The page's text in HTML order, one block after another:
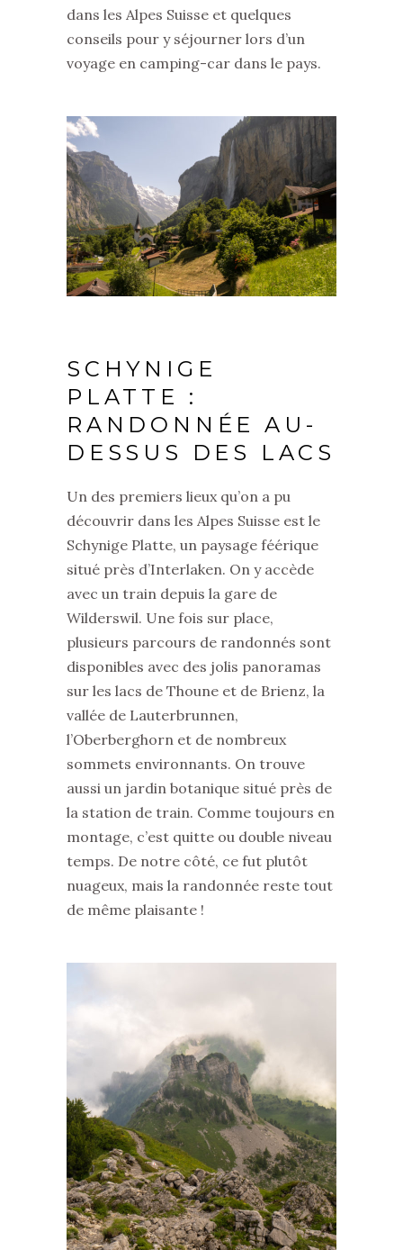
dans les Alpes Suisse et quelques
conseils pour y séjourner lors d’un
voyage en camping-car dans le pays.
SCHYNIGE
PLATTE :
RANDONNÉE AU-
DESSUS DES LACS
Un des premiers lieux qu’on a pu
découvrir dans les Alpes Suisse est le
Schynige Platte, un paysage féérique
situé près d’Interlaken. On y accède
avec un train depuis la gare de
Wilderswil. Une fois sur place,
plusieurs parcours de randonnés sont
disponibles avec des jolis panoramas
sur les lacs de Thoune et de Brienz, la
vallée de Lauterbrunnen,
l’Oberberghorn et de nombreux
sommets environnants. On trouve
aussi un jardin botanique situé près de
la station de train. Comme toujours en
montage, c’est quitte ou double niveau
temps. De notre côté, ce fut plutôt
nuageux, mais la randonnée reste tout
de même plaisante !